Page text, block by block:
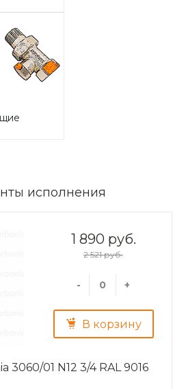
исполнения
1 890 руб.
2 521 руб.
- +
В корзину
3060/01 N12 3/4 RAL 9016